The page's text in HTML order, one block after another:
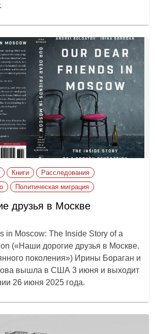
Книги
Расследования
Политическая миграция
друзья в Москве
in Moscow: The Inside Story of a
(«Наши дорогие друзья в Москве.
поколения») Ирины Бораган и
вышла в США 3 июня и выходит
26 июня 2025 года.